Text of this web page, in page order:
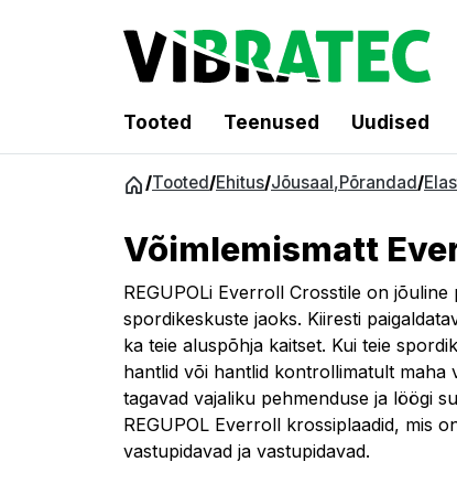
Tooted Teenused Uudised
/Tooted/Ehitus/Jõusaal ,Põrandad/
Võimlemismatt
REGUPOLi Everroll Crosstile on jõuline
spordikeskuste jaoks. Kiiresti
ka teie aluspõhja kaitset. Kui teie
hantlid või hantlid kontrollimatult maha
tagavad vajaliku pehmenduse ja löögi
REGUPOL Everroll krossiplaadid, mis
vastupidavad ja vastupidavad.